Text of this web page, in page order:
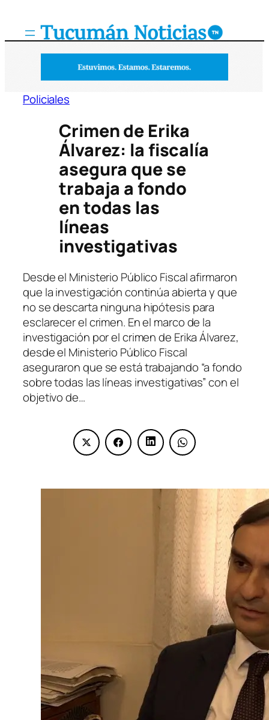
Policiales
Crimen de Erika
Álvarez: la fiscalía
asegura que se
trabaja a fondo
en todas las
líneas
investigativas
Desde el Ministerio Público Fiscal afirmaron
que la investigación continúa abierta y que
no se descarta ninguna hipótesis para
esclarecer el crimen. En el marco de la
investigación por el crimen de Erika Álvarez,
desde el Ministerio Público Fiscal
aseguraron que se está trabajando “a fondo
sobre todas las líneas investigativas” con el
objetivo de…